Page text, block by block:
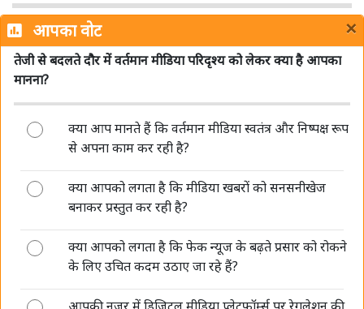
GetVantage ने जुटाए 63 करोड़ रुपये, छोटे कारोबारों तक
आसान पूंजी पहुंचाने पर फोकस
आपका वोट ×
तेजी से बदलते दौर में वर्तमान मीडिया परिदृश्य को लेकर क्या है आपका
मानना?
क्या आप मानते हैं कि वर्तमान मीडिया स्वतंत्र और निष्पक्ष रूप
से अपना काम कर रही है?
क्या आपको लगता है कि मीडिया खबरों को सनसनीखेज
बनाकर प्रस्तुत कर रही है?
क्या आपको लगता है कि फेक न्यूज के बढ़ते प्रसार को रोकने
के लिए उचित कदम उठाए जा रहे हैं?